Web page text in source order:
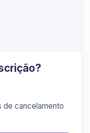
de cancelamento